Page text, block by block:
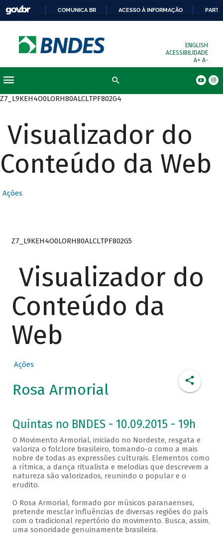
COMUNICA BR ACESSO À INFORMAÇÃO
ENGLISH
ACESSIBILIDADE
A+ A-
Z7_L9KEH4O0LORH80ALCLTPF802G4
Visualizador do
Conteúdo da Web
Ações
Z7_L9KEH4O0LORH80ALCLTPF802G5
Visualizador do
Conteúdo da
Web
Ações
Rosa Armorial
Quintas no BNDES - 10.09.2015 - 19h
O Movimento Armorial, iniciado no Nordeste, resgata e
valoriza o folclore brasileiro, tomando-o como a mais
nobre de todas as expressões culturais. Elementos como
a rítmica, a dança ritualista e melodias que descrevem a
natureza são valorizados, reunindo o popular e o
erudito.
O Rosa Armorial, formado por músicos paranaenses,
pretende mesclar influências de diversas regiões do país
com o tradicional repertório do movimento. Busca, assim,
uma sonoridade genuinamente brasileira.